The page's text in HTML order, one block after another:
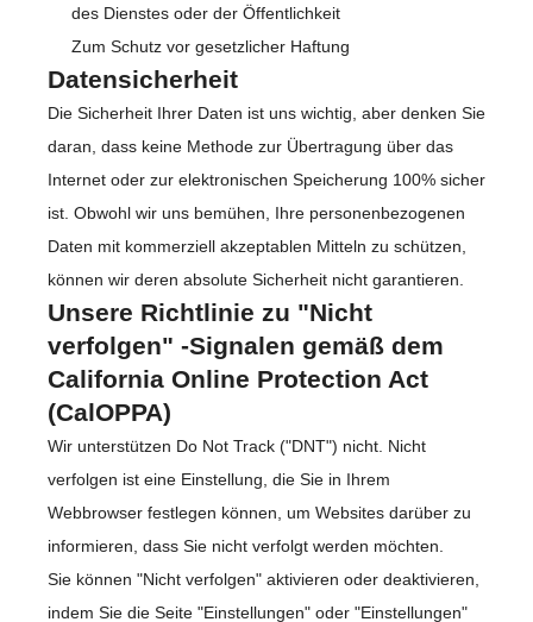
des Dienstes oder der Öffentlichkeit
Zum Schutz vor gesetzlicher Haftung
Datensicherheit
Die Sicherheit Ihrer Daten ist uns wichtig, aber denken Sie
daran, dass keine Methode zur Übertragung über das
Internet oder zur elektronischen Speicherung 100% sicher
ist. Obwohl wir uns bemühen, Ihre personenbezogenen
Daten mit kommerziell akzeptablen Mitteln zu schützen,
können wir deren absolute Sicherheit nicht garantieren.
Unsere Richtlinie zu "Nicht
verfolgen" -Signalen gemäß dem
California Online Protection Act
(CalOPPA)
Wir unterstützen Do Not Track ("DNT") nicht. Nicht
verfolgen ist eine Einstellung, die Sie in Ihrem
Webbrowser festlegen können, um Websites darüber zu
informieren, dass Sie nicht verfolgt werden möchten.
Sie können "Nicht verfolgen" aktivieren oder deaktivieren,
indem Sie die Seite "Einstellungen" oder "Einstellungen"